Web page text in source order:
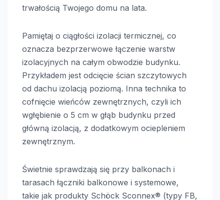
trwałością Twojego domu na lata.
Pamiętaj o ciągłości izolacji termicznej, co
oznacza bezprzerwowe łączenie warstw
izolacyjnych na całym obwodzie budynku.
Przykładem jest odcięcie ścian szczytowych
od dachu izolacją poziomą. Inna technika to
cofnięcie wieńców zewnętrznych, czyli ich
wgłębienie o 5 cm w głąb budynku przed
główną izolacją, z dodatkowym ociepleniem
zewnętrznym.
Świetnie sprawdzają się przy balkonach i
tarasach łączniki balkonowe i systemowe,
takie jak produkty Schöck Sconnex® (typy FB,